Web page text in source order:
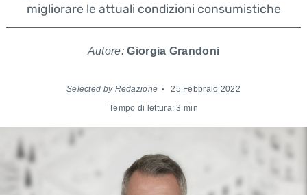
migliorare le attuali condizioni consumistiche
Autore: Giorgia Grandoni
Selected by Redazione 25 Febbraio 2022
Tempo di lettura: 3 min